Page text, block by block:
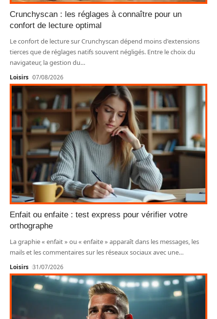
Crunchyscan : les réglages à connaître pour un
confort de lecture optimal
Le confort de lecture sur Crunchyscan dépend moins d'extensions
tierces que de réglages natifs souvent négligés. Entre le choix du
navigateur, la gestion du…
Loisirs 07/08/2026
Enfait ou enfaite : test express pour vérifier votre
orthographe
La graphie « enfait » ou « enfaite » apparaît dans les messages, les
mails et les commentaires sur les réseaux sociaux avec une…
Loisirs 31/07/2026